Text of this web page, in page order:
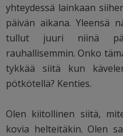
yhteydessä lainkaan
päivän aikana. Yleensä
tullut juuri niinä
rauhallisemmin. Onko
tykkää siitä kun
pötkötellä? Kenties.
Olen kiitollinen siitä,
kovia helteitäkin. Olen